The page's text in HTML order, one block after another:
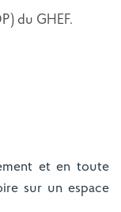
du GHEF.
et en toute
sur un espace